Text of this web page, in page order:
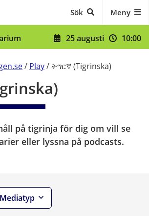
Sök Meny
25 augusti
10:00
/ Play/ትግርኛ (Tigrinska)
på tigrinja för dig om vill se
eller lyssna på podcasts.
Mediatyp